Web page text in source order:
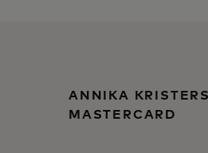
ANNIKA
MASTERCARD